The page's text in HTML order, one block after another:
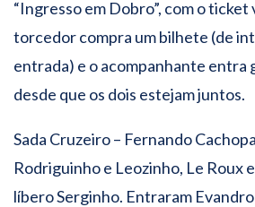
“Ingresso em Dobro”, com o
torcedor compra um bilhete (de
entrada) e o acompanhante entra
desde que os dois estejam juntos.
Sada Cruzeiro – Fernando
Rodriguinho e Leozinho, Le Roux
líbero Serginho. Entraram